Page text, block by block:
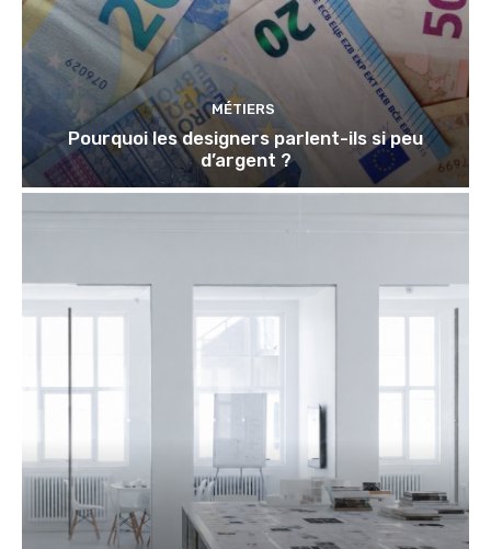
MÉTIERS
Pourquoi les designers parlent-ils si peu
d’argent ?